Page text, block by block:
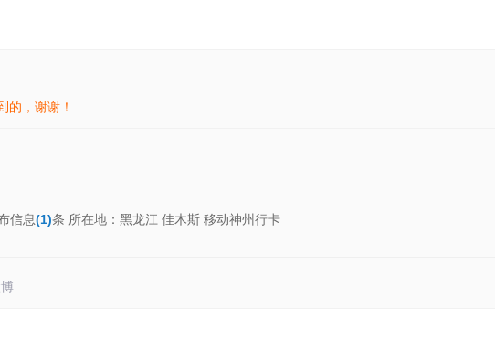
的，谢谢！
信息(1)条 所在地：黑龙江 佳木斯 移动神州行卡